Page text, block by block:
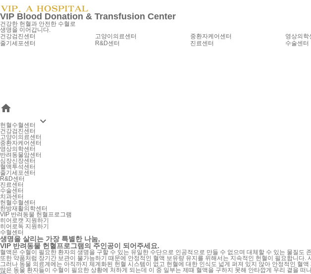
VIP Blood Donation & Transfusion Center
건강한 헌혈과 안전한 수혈로
생명을 이어갑니다.
건강검진센터
고양이의료센터 중환자케어센터 영상의학
줄기세포센터
R&D센터 진료센터 수술센터

헌혈수혈센터 
건강검진센터
고양이의료센터
중환자케어센터
영상의학센터
반려동물암센터
심장신장센터
혈액투석센터
줄기세포센터
R&D센터
진료센터
수술센터
치과센터
헌혈수혈센터
한방재활의학센터
VIP 반려동물 헌혈프로그램
히어로캣 지원하기
히어로독 지원하기
수혈센터
생명을 살리는 가장 특별한 나눔,
VIP 반려동물 헌혈프로그램의 주인공이 되어주세요.
혈액은 수혈이 필요한 환자의 생명을 구할 수 있는 유일한 수단으로 인공적으로 만들 수 없으며 대체할 수 있는 물질도
또한 약품처럼 장기간 보관이 불가능하기 때문에 안정적인 혈액 보유량 유지를 위해서는 지속적인 헌혈이 필요합니다.
그러나 동물 의료계에는 아직까지 체계화된 헌혈 시스템이 없고 헌혈에 대한 인식도 넓게 퍼져 있지 않아 안정적인 혈액
많은 동물 환자들이 수혈이 필요한 상황에 처하게 되는데 이 중 일부는 제때 혈액을 구하지 못해 안타깝게 우리 곁을 떠